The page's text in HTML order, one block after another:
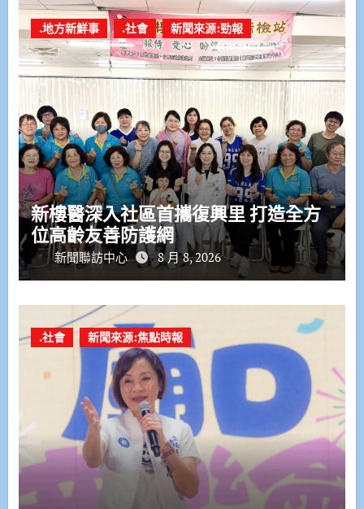
.地方新鮮事 .社會 新聞來源:勁報
新樓醫深入社區首攜復興里 打造全方
位高齡友善防護網
新聞聯訪中心 8 月 8, 2026
.社會 新聞來源:焦點時報